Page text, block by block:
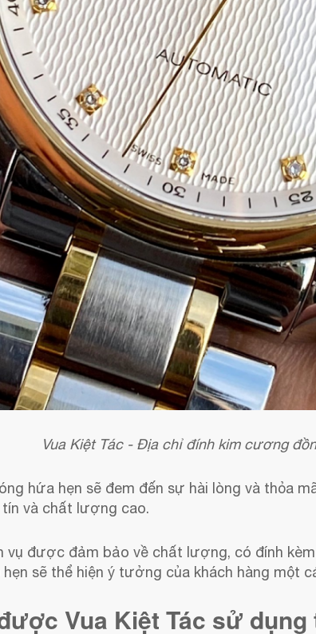
Vua Kiệt Tác - Địa chỉ đính kim cương
hứa hẹn sẽ đem đến sự hài lòng và thỏa
và chất lượng cao.
vụ được đảm bảo về chất lượng, có đính
sẽ thể hiện ý tưởng của khách hàng một
Vua Kiệt Tác sử